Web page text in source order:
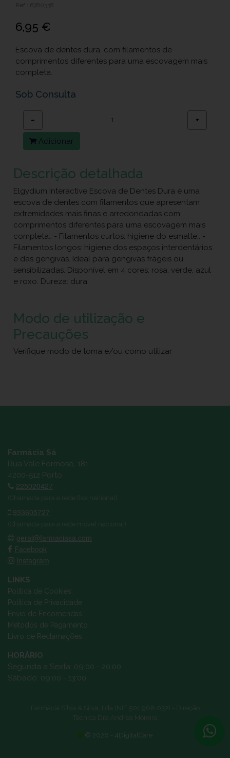
Ref.: 6780338
6,95 €
Escova de dentes dura, com filamentos de
comprimentos diferentes para uma escovagem mais
completa.
Sob Consulta
− +
Adicionar
Descrição detalhada
Elgydium Interactive Escova de Dentes Dura é uma
escova de dentes com filamentos que apresentam
extremidades mais finas e arredondadas com
comprimentos diferentes para uma escovagem mais
completa:. - Filamentos curtos: higiene do esmalte;. -
Filamentos longos: higiene dos espaços interdentários
e das gengivas. Ideal para gengivas frágeis ou
sensibilizadas. Disponível em 4 cores: rosa, verde, azul
e roxo. Dureza: dura.
Modo de utilização e
Precauções
Verifique modo de toma e/ou como utilizar
Farmácia Sá
Rua Vale Formoso, 181
4200-512 Porto
225020427
(Chamada para a rede fixa nacional)
933605727
(Chamada para a rede móvel nacional)
geral@farmaciasa.com
Facebook
Instagram
LINKS
Política de Cookies
Política de Privacidade
Envio de Encomendas
Métodos de Pagamento
Livro de Reclamações
HORÁRIO
Segunda a Sexta: 09:00 - 20:00
Sábado: 09:00 - 13:00
Farmácia Silva & Silva, Lda (NIF 501 968 032) - Direção
Técnica Dra Andrea Moreira
© 2026 - 4DigitalCare